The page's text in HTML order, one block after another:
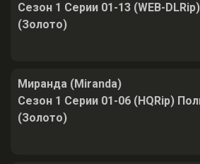
Сезон 1 Серии 01-13 (WEB-
(Золото)
Миранда (Miranda)
Сезон 1 Серии 01-06 (HQRip)
(Золото)